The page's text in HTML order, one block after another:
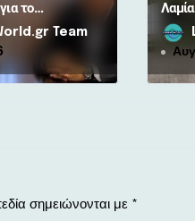
το
Καλύπτει
γιατρών για
Team
σημειώνονται με *